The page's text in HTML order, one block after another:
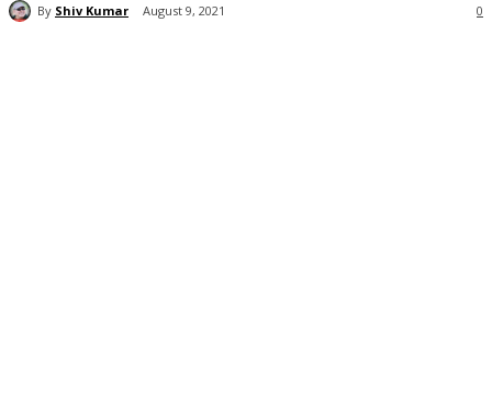
By Shiv Kumar August 9, 2021 0